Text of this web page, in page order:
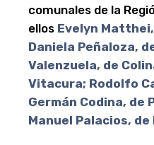
comunales de la
ellos Evelyn
Daniela Peñaloza,
Valenzuela, de
Vitacura; Rodolfo
Germán Codina, de
Manuel Palacios, de